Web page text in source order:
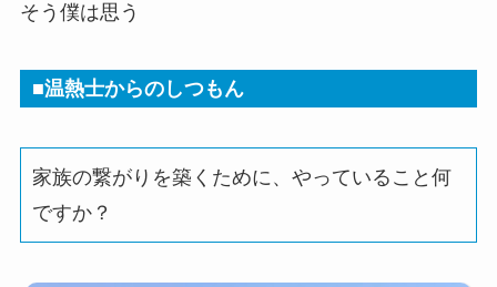
そう僕は思う
■温熱士からのしつもん
家族の繋がりを築くために、やっていること何
ですか？